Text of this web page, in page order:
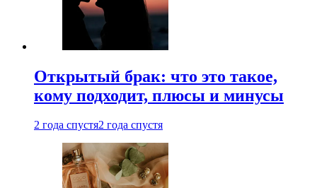
Открытый брак: что это такое,
кому подходит, плюсы и минусы
2 года спустя2 года спустя